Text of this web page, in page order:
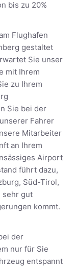
bis zu 20%
Flughafen
gestaltet
Sie unser
mit Ihrem
zu Ihrem
Sie bei der
Fahrer
Mitarbeiter
an Ihrem
Airport
führt dazu,
Süd-Tirol,
sehr gut
kommt.
der
nur für Sie
entspannt